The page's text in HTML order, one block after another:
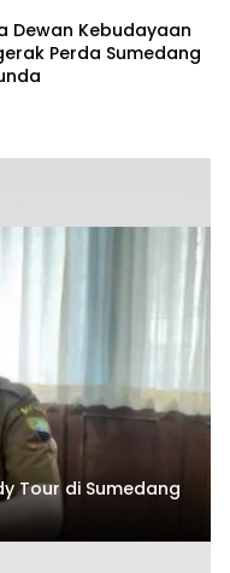
Dewan Kebudayaan
Perda Sumedang
Tour di Sumedang